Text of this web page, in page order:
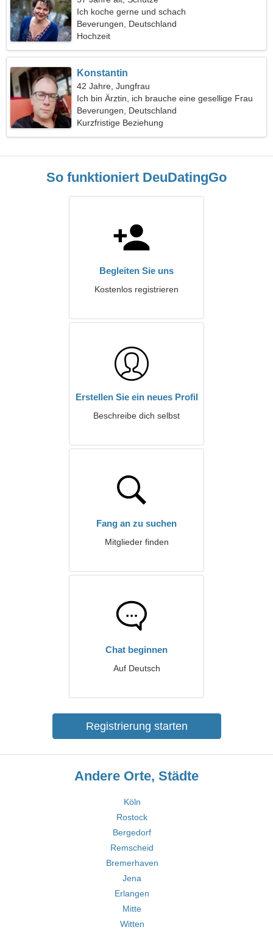
Ich koche gerne und schach
Beverungen, Deutschland
Hochzeit
Konstantin
42 Jahre, Jungfrau
Ich bin Ärztin, ich brauche eine gesellige Frau
Beverungen, Deutschland
Kurzfristige Beziehung
So funktioniert DeuDatingGo
Begleiten Sie uns
Kostenlos registrieren
Erstellen Sie ein neues Profil
Beschreibe dich selbst
Fang an zu suchen
Mitglieder finden
Chat beginnen
Auf Deutsch
Registrierung starten
Andere Orte, Städte
Köln
Rostock
Bergedorf
Remscheid
Bremerhaven
Jena
Erlangen
Mitte
Witten